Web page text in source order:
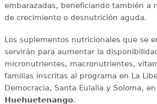
embarazadas, beneficiando también a
de crecimiento o desnutrición aguda.
Los suplementos nutricionales que se
servirán para aumentar la
micronutrientes, macronutrientes,
familias inscritas al programa en La
Democracia, Santa Eulalia y Soloma, en
Huehuetenango.